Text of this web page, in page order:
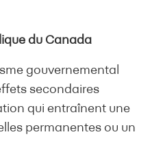
du Canada
gouvernemental
secondaires
qui entraînent une
permanentes ou un